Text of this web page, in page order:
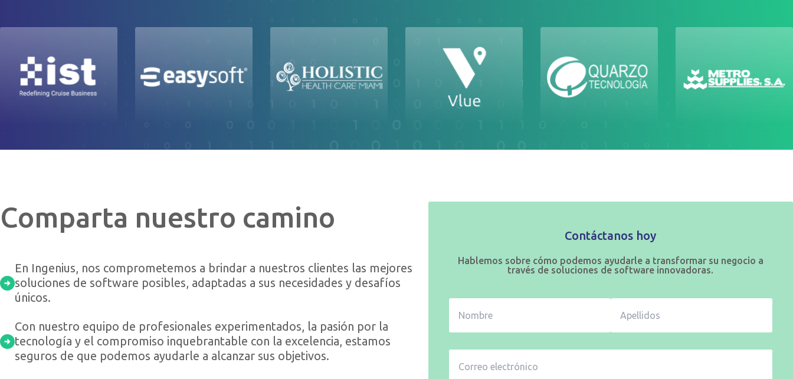
Comparta nuestro camino
En Ingenius, nos comprometemos a brindar a nuestros clientes las mejores
soluciones de software posibles, adaptadas a sus necesidades y desafíos
únicos.
Con nuestro equipo de profesionales experimentados, la pasión por la
tecnología y el compromiso inquebrantable con la excelencia, estamos
seguros de que podemos ayudarle a alcanzar sus objetivos.
Contáctanos hoy
Hablemos sobre cómo podemos ayudarle a transformar su negocio a
través de soluciones de software innovadoras.